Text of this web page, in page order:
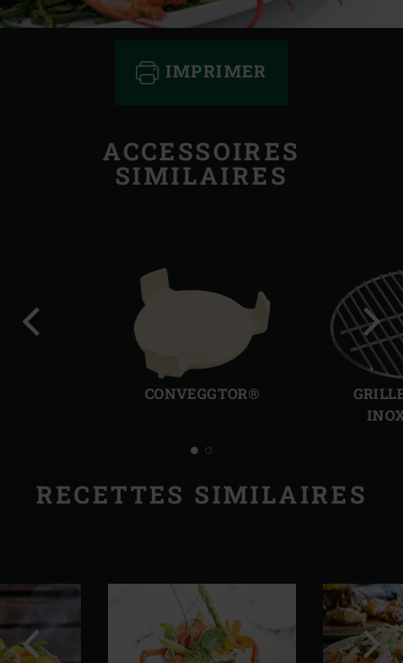
IMPRIMER
ACCESSOIRES
SIMILAIRES
CONVEGGTOR®
RECETTES SIMILAIRES